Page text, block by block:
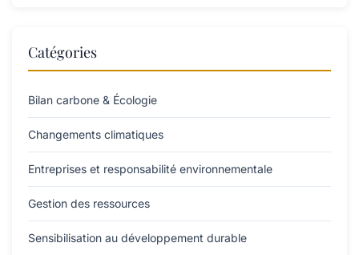
Catégories
Bilan carbone & Écologie
Changements climatiques
Entreprises et responsabilité environnementale
Gestion des ressources
Sensibilisation au développement durable